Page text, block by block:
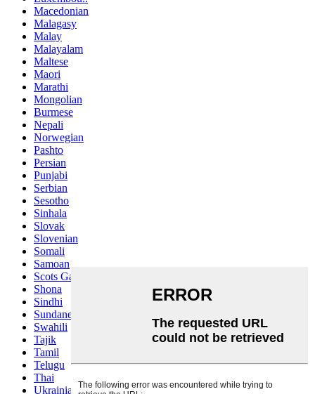
Macedonian
Malagasy
Malay
Malayalam
Maltese
Maori
Marathi
Mongolian
Burmese
Nepali
Norwegian
Pashto
Persian
Punjabi
Serbian
Sesotho
Sinhala
Slovak
Slovenian
Somali
Samoan
Scots Gaelic
Shona
Sindhi
Sundanese
Swahili
Tajik
Tamil
Telugu
Thai
Ukrainian